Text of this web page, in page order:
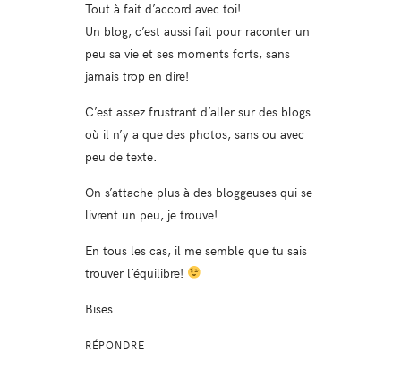
Tout à fait d’accord avec toi!
Un blog, c’est aussi fait pour raconter un
peu sa vie et ses moments forts, sans
jamais trop en dire!
C’est assez frustrant d’aller sur des blogs
où il n’y a que des photos, sans ou avec
peu de texte.
On s’attache plus à des bloggeuses qui se
livrent un peu, je trouve!
En tous les cas, il me semble que tu sais
trouver l’équilibre!
Bises.
RÉPONDRE